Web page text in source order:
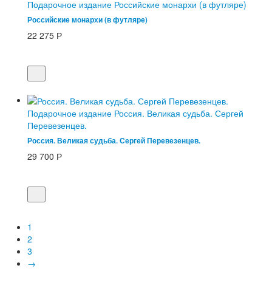
Подарочное издание Российские монархи (в футляре)
Российские монархи (в футляре)
22 275 Р
Подарочное издание Россия. Великая судьба. Сергей
Перевезенцев.
Россия. Великая судьба. Сергей Перевезенцев.
29 700 Р
1
2
3
→